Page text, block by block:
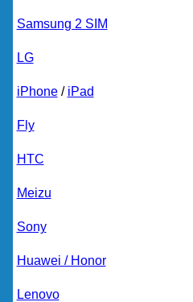
Samsung 2 SIM
LG
iPhone/ iPad
Fly
HTC
Meizu
Sony
Huawei / Honor
Lenovo